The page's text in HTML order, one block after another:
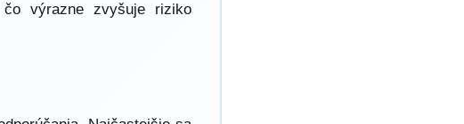
výrazne zvyšuje riziko